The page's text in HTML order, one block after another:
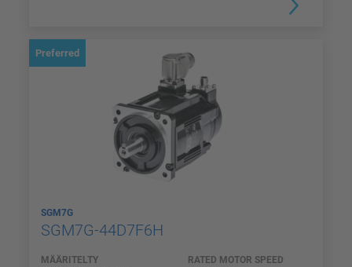
Preferred
SGM7G
SGM7G-44D7F6H
MÄÄRITELTY
RATED MOTOR SPEED